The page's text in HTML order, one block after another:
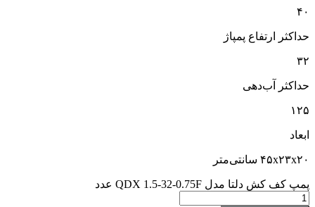
۴۰
حداکثر ارتفاع پمپاژ
۳۲
حداکثر آب‌دهی
۱۲۵
ابعاد
۴۵x۲۳x۲۰ سانتی‌متر
پمپ کف کش دلتا مدل QDX 1.5-32-0.75F عدد